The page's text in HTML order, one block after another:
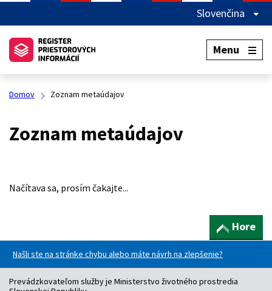
Slovenčina
Menu
Domov Zoznam metaúdajov
Zoznam metaúdajov
Načítava sa, prosím čakajte...
Hore
Našli ste na stránke chybu alebo máte návrh na zlepšenie?
Prevádzkovateľom služby je Ministerstvo životného prostredia